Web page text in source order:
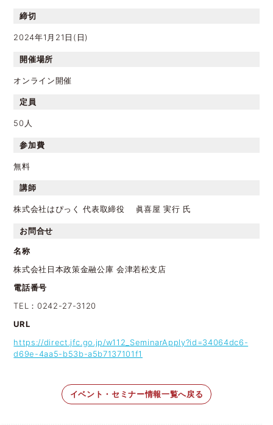
締切
2024年1月21日(日)
開催場所
オンライン開催
定員
50人
参加費
無料
講師
株式会社はぴっく 代表取締役 眞喜屋 実行 氏
お問合せ
名称
株式会社日本政策金融公庫 会津若松支店
電話番号
TEL：0242-27-3120
URL
https://direct.jfc.go.jp/w112_SeminarApply?id=34064dc6-
d69e-4aa5-b53b-a5b7137101f1
イベント・セミナー情報一覧へ戻る